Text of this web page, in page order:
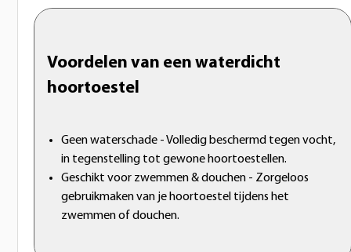
Voordelen van een waterdicht
hoortoestel
Geen waterschade - Volledig beschermd tegen vocht,
in tegenstelling tot gewone hoortoestellen.
Geschikt voor zwemmen & douchen - Zorgeloos
gebruikmaken van je hoortoestel tijdens het
zwemmen of douchen.